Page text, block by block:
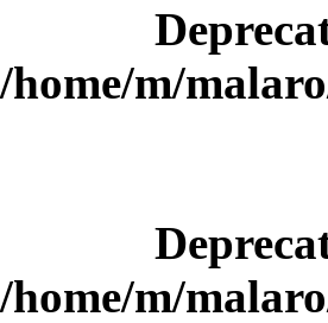
/home/m/
/home/m/